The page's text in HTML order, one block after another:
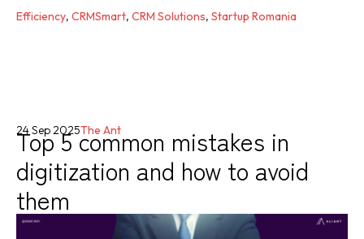
Efficiency, CRMSmart, CRM Solutions, Startup Romania
Top 5 common mistakes in
digitization and how to avoid
them
24 Sep 2025The Ant